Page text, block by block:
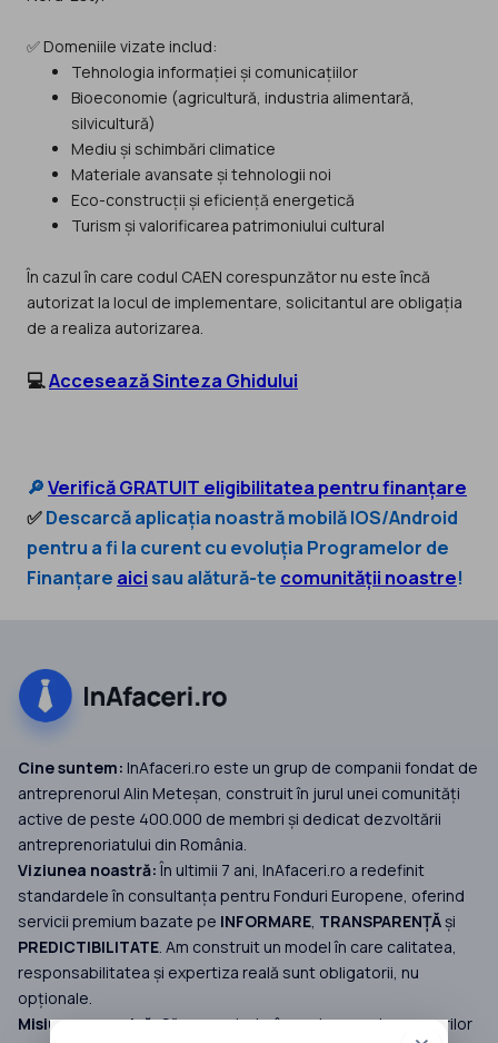
✅ Domeniile vizate includ:
Tehnologia informației și comunicațiilor
Bioeconomie (agricultură, industria alimentară,
silvicultură)
Mediu și schimbări climatice
Materiale avansate și tehnologii noi
Eco-construcții și eficiență energetică
Turism și valorificarea patrimoniului cultural
În cazul în care codul CAEN corespunzător nu este încă
autorizat la locul de implementare, solicitantul are obligația
de a realiza autorizarea.
💻Accesează Sinteza Ghidului
🔎Verifică GRATUIT eligibilitatea pentru finanțare
✅Descarcă aplicația noastră mobilă IOS/Android
pentru a fi la curent cu evoluția Programelor de
Finanțare aici sau alătură-te comunității noastre!
Cine suntem: InAfaceri.ro este un grup de companii fondat de
antreprenorul Alin Meteșan, construit în jurul unei comunități
active de peste 400.000 de membri și dedicat dezvoltării
antreprenoriatului din România.
Viziunea noastră:În ultimii 7 ani, InAfaceri.ro a redefinit
standardele în consultanța pentru Fonduri Europene, oferind
servicii premium bazate pe INFORMARE, TRANSPARENȚĂși
PREDICTIBILITATE. Am construit un model în care calitatea,
responsabilitatea și expertiza reală sunt obligatorii, nu
opționale.
Misiunea noastră:Să reconstruim încrederea antreprenorilor